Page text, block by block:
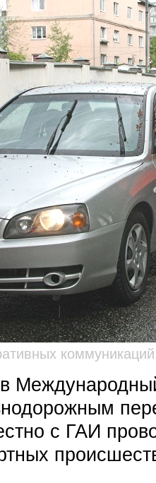
с ГАИ